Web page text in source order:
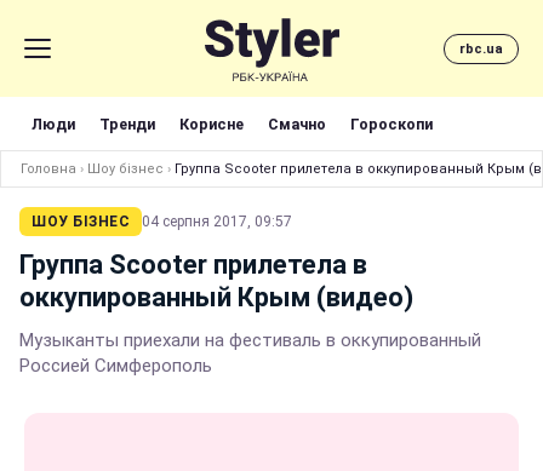
rbc.ua
Люди Тренди Корисне Смачно Гороскопи
Головна › Шоу бізнес › Группа Scooter прилетела в оккупированный Крым
ШОУ БІЗНЕС 04 серпня 2017, 09:57
Группа Scooter прилетела в
оккупированный Крым (видео)
Музыканты приехали на фестиваль в оккупированный
Россией Симферополь